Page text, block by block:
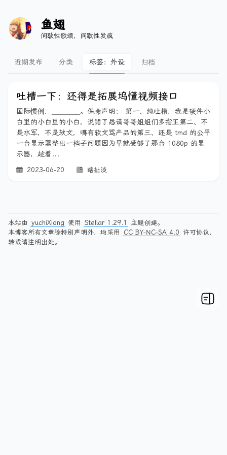
鱼翅
间歇性歌颂，间歇性发疯
近期发布 分类 标签：外设 归档
吐槽一下：还得是拓展坞懂视频接口
国际惯例，________。保命声明： 第一、纯吐槽，我是硬件小
白里的小白里的小白，说错了恳请哥哥姐姐们多指正第二、不
是水军，不是软文，哪有软文骂产品的第三、还是 tmd 的公平
一台显示器整出一档子问题因为早就受够了那台 1080p 的显
示器，趁着...
2023-06-20 瞎扯淡
本站由 yuchiXiong 使用 Stellar 1.29.1
主题创建。
本博客所有文章除特别声明外，均采用
CC BY-NC-SA 4.0 许可协议，
转载请注明出处。